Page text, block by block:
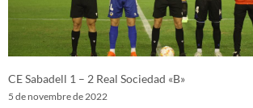
CE Sabadell 1 – 2 Real Sociedad «B»
5 de novembre de 2022